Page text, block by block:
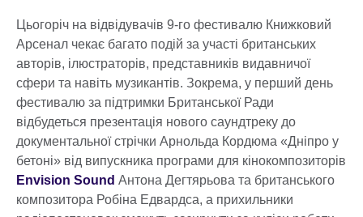
Цьогоріч на відвідувачів 9-го фестивалю Книжковий
Арсенал чекає багато подій за участі британських
авторів, ілюстраторів, представників видавничої
сфери та навіть музикантів. Зокрема, у перший день
фестивалю за підтримки Британської Ради
відбудеться презентація нового саундтреку до
документальної стрічки Арнольда Кордюма «Дніпро у
бетоні» від випускника програми для кінокомпозиторів
Envision Sound Антона Дегтярьова та британського
композитора Робіна Едвардса, а прихильники